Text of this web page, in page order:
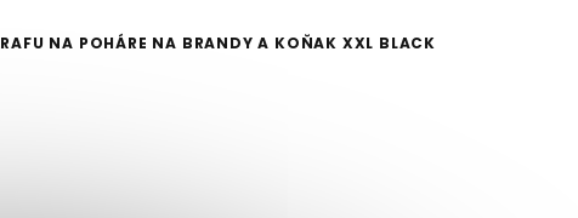
NA POHÁRE NA BRANDY A KOŇAK XXL BLACK